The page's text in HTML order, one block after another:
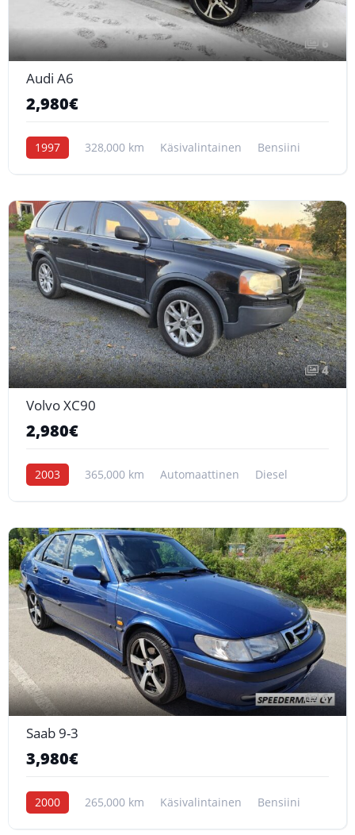
6
Audi A6
2,980€
1997 328,000 km Käsivalintainen Bensiini
4
Volvo XC90
2,980€
2003 365,000 km Automaattinen Diesel
6
Saab 9-3
3,980€
2000 265,000 km Käsivalintainen Bensiini